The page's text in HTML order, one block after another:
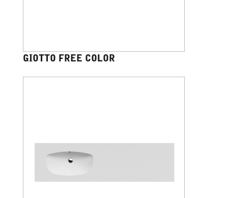
GIOTTO FREE COLOR